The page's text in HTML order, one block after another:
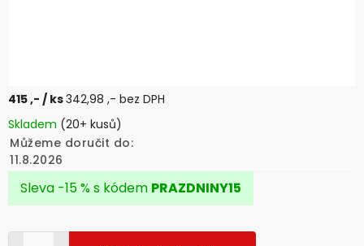
415 ,- / ks342,98 ,- bez DPH
Skladem (20+ kusů)
Můžeme doručit do:
11.8.2026
Sleva -15 % s kódem PRAZDNINY15